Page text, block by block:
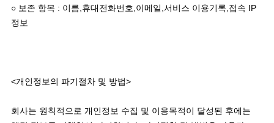
○ 보존 항목 : 이름,휴대전화번호,이메일,서비스 이용기록,접속 IP
정보
<개인정보의 파기절차 및 방법>
회사는 원칙적으로 개인정보 수집 및 이용목적이 달성된 후에는